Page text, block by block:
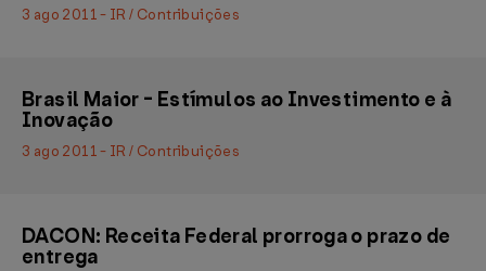
3 ago 2011 - IR / Contribuições
Brasil Maior - Estímulos ao Investimento e à
Inovação
3 ago 2011 - IR / Contribuições
DACON: Receita Federal prorroga o prazo de
entrega